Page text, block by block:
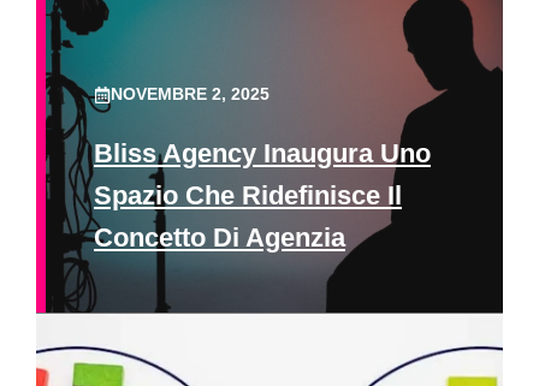
NOVEMBRE 2, 2025
Bliss Agency Inaugura Uno
Spazio Che Ridefinisce Il
Concetto Di Agenzia